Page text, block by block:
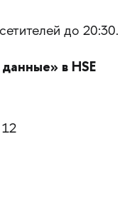
до 20:30.
в HSE